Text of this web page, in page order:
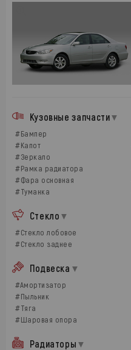
Кузовные запчасти
#Бампер
#Капот
#Зеркало
#Рамка радиатора
#Фара основная
#Туманка
Стекло
#Стекло лобовое
#Стекло заднее
Подвеска
#Амортизатор
#Пыльник
#Тяга
#Шаровая опора
Радиаторы